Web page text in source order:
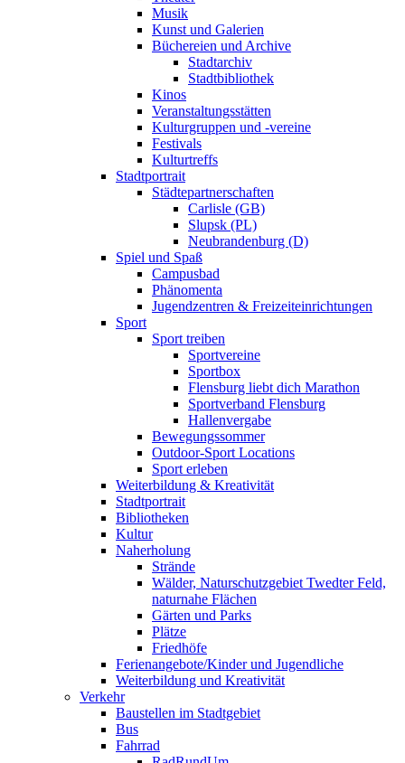
Musik
Kunst und Galerien
Büchereien und Archive
Stadtarchiv
Stadtbibliothek
Kinos
Veranstaltungsstätten
Kulturgruppen und -vereine
Festivals
Kulturtreffs
Stadtportrait
Städtepartnerschaften
Carlisle (GB)
Slupsk (PL)
Neubrandenburg (D)
Spiel und Spaß
Campusbad
Phänomenta
Jugendzentren & Freizeiteinrichtungen
Sport
Sport treiben
Sportvereine
Sportbox
Flensburg liebt dich Marathon
Sportverband Flensburg
Hallenvergabe
Bewegungssommer
Outdoor-Sport Locations
Sport erleben
Weiterbildung & Kreativität
Stadtportrait
Bibliotheken
Kultur
Naherholung
Strände
Wälder, Naturschutzgebiet Twedter Feld,
naturnahe Flächen
Gärten und Parks
Plätze
Friedhöfe
Ferienangebote/Kinder und Jugendliche
Weiterbildung und Kreativität
Verkehr
Baustellen im Stadtgebiet
Bus
Fahrrad